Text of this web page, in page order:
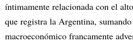
íntimamente relacionada con el
que registra la Argentina,
macroeconómico francamente